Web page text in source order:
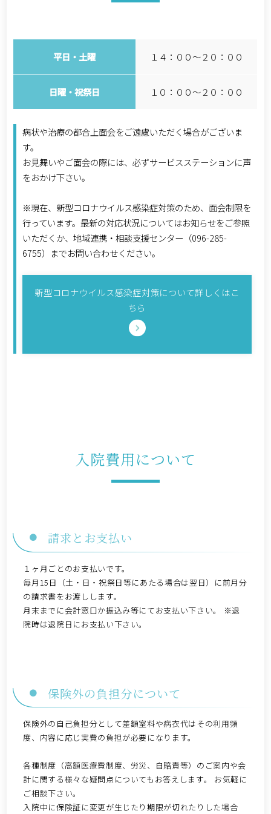
平日・土曜 １４：００～２０：００
日曜・祝祭日 １０：００～２０：００
病状や治療の都合上面会をご遠慮いただく場合がございま
す。
お見舞いやご面会の際には、必ずサービスステーションに声
をおかけ下さい。
※現在、新型コロナウイルス感染症対策のため、面会制限を
行っています。最新の対応状況についてはお知らせをご参照
いただくか、地域連携・相談支援センター（096-285-
6755）までお問い合わせください。
新型コロナウイルス感染症対策について詳しくはこ
ちら
入院費用について
請求とお支払い
１ヶ月ごとのお支払いです。
毎月15日（土・日・祝祭日等にあたる場合は翌日）に前月分
の請求書をお渡しします。
月末までに会計窓口か振込み等にてお支払い下さい。 ※退
院時は退院日にお支払い下さい。
保険外の負担分について
保険外の自己負担分として差額室料や病衣代はその利用頻
度、内容に応じ実費の負担が必要になります。
各種制度（高額医療費制度、労災、自賠責等）のご案内や会
計に関する様々な疑問点についてもお答えします。 お気軽に
ご相談下さい。
入院中に保険証に変更が生じたり期限が切れたりした場合